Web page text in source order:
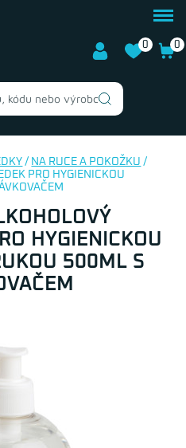
0 0
/ NA RUCE A POKOŽKU /
PRO HYGIENICKOU
HYGIENICKOU
500ML S